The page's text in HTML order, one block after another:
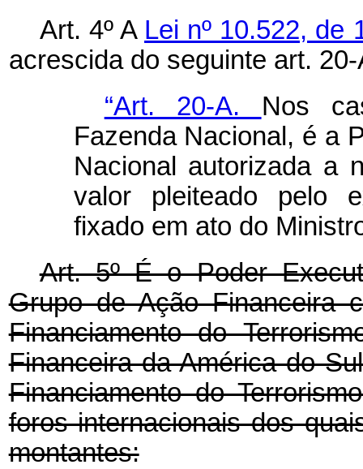
Art. 4º A Lei nº 10.522, de
acrescida do seguinte art. 20-
“Art. 20-A. Nos
Fazenda Nacional, é a
Nacional autorizada a
valor pleiteado pelo
fixado em ato do
Art. 5º É o Poder
Grupo de Ação Financeira
Financiamento do
Financeira da América do
Financiamento do
foros internacionais dos
montantes: